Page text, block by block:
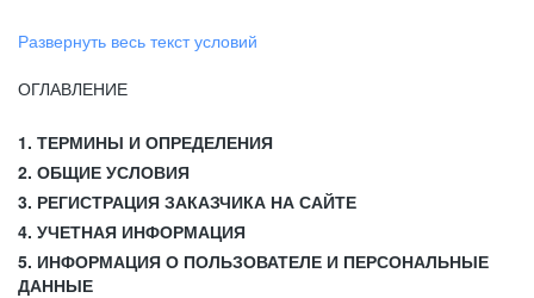
Развернуть весь текст условий
ОГЛАВЛЕНИЕ
1. ТЕРМИНЫ И ОПРЕДЕЛЕНИЯ
2. ОБЩИЕ УСЛОВИЯ
3. РЕГИСТРАЦИЯ ЗАКАЗЧИКА НА САЙТЕ
4. УЧЕТНАЯ ИНФОРМАЦИЯ
5. ИНФОРМАЦИЯ О ПОЛЬЗОВАТЕЛЕ И ПЕРСОНАЛЬНЫЕ
ДАННЫЕ